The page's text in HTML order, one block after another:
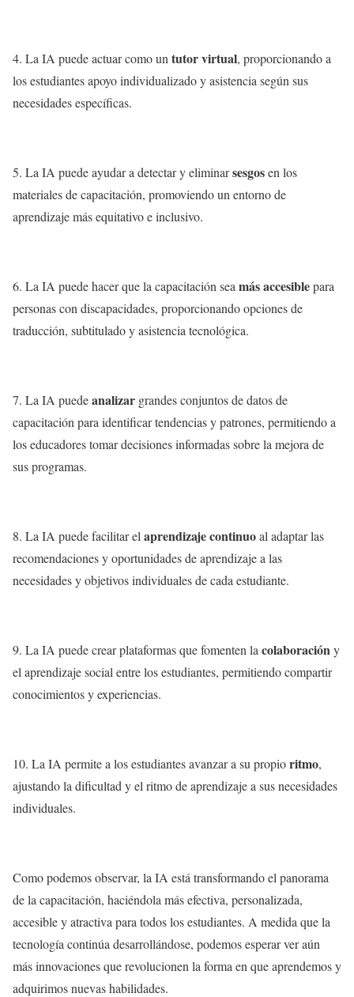
4. La IA puede actuar como un tutor virtual, proporcionando a
los estudiantes apoyo individualizado y asistencia según sus
necesidades específicas.
5. La IA puede ayudar a detectar y eliminarsesgosen los
materiales de capacitación, promoviendo un entorno de
aprendizaje más equitativo e inclusivo.
6. La IA puede hacer que la capacitación sea más accesiblepara
personas con discapacidades, proporcionando opciones de
traducción, subtitulado y asistencia tecnológica.
7. La IA puedeanalizar grandes conjuntos de datos de
capacitación para identificar tendencias y patrones, permitiendo a
los educadores tomar decisiones informadas sobre la mejora de
sus programas.
8. La IA puede facilitar el aprendizaje continuoal adaptar las
recomendaciones y oportunidades de aprendizaje a las
necesidades y objetivos individuales de cada estudiante.
9. La IA puede crear plataformas que fomenten la colaboracióny
el aprendizaje social entre los estudiantes, permitiendo compartir
conocimientos y experiencias.
10. La IA permite a los estudiantes avanzar a su propioritmo,
ajustando la dificultad y el ritmo de aprendizaje a sus necesidades
individuales.
Como podemos observar, la IA está transformando el panorama
de la capacitación, haciéndola más efectiva, personalizada,
accesible y atractiva para todos los estudiantes. A medida que la
tecnología continúa desarrollándose, podemos esperar ver aún
más innovaciones que revolucionen la forma en que aprendemos y
adquirimos nuevas habilidades.